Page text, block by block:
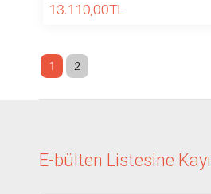
13.110,00TL
1 2
E-bülten Listesine